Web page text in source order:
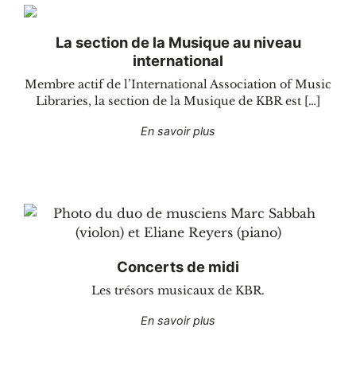
La section de la Musique au niveau
international
Membre actif de l’International Association of Music
Libraries, la section de la Musique de KBR est […]
En savoir plus
Concerts de midi
Les trésors musicaux de KBR.
En savoir plus